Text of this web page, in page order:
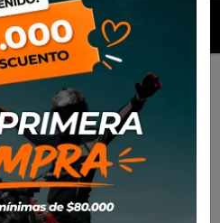
Para el piloto
Hydradri 6.5